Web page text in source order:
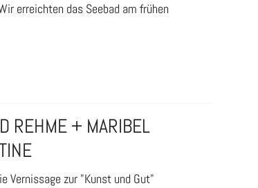
erreichten das Seebad am frühen
REHME + MARIBEL
Vernissage zur "Kunst und Gut"